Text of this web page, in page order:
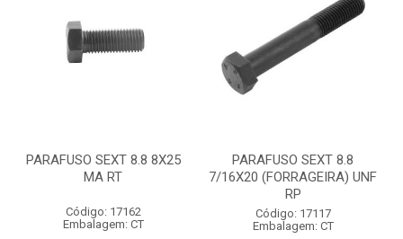
PARAFUSO SEXT 8.8 8X25
MA RT
Código: 17162
Embalagem: CT
PARAFUSO SEXT 8.8
7/16X20 (FORRAGEIRA) UNF
RP
Código: 17117
Embalagem: CT